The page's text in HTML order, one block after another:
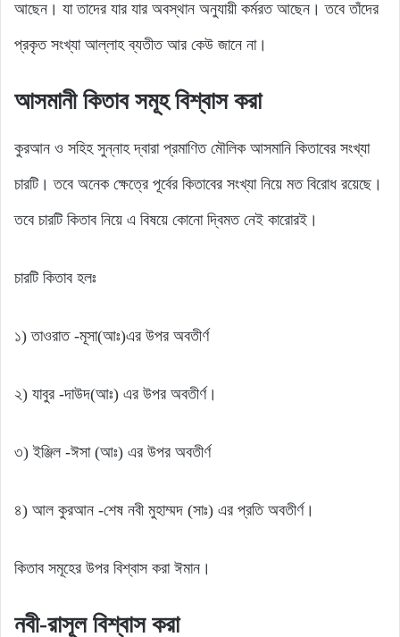
আছেন। যা তাদের যার যার অবস্থান অনুযায়ী কর্মরত আছেন। তবে তাঁদের
প্রকৃত সংখ্যা আল্লাহ ব্যতীত আর কেউ জানে না।
আসমানী কিতাব সমূহ বিশ্বাস করা
কুরআন ও সহিহ সুন্নাহ দ্বারা প্রমাণিত মৌলিক আসমানি কিতাবের সংখ্যা
চারটি। তবে অনেক ক্ষেত্রে পূর্বের কিতাবের সংখ্যা নিয়ে মত বিরোধ রয়েছে।
তবে চারটি কিতাব নিয়ে এ বিষয়ে কোনো দ্বিমত নেই কারোরই।
চারটি কিতাব হলঃ
১) তাওরাত -মূসা(আঃ)এর উপর অবতীর্ণ
২) যাবুর -দাউদ(আঃ) এর উপর অবতীর্ণ।
৩) ইঞ্জিল -ঈসা (আঃ) এর উপর অবতীর্ণ
৪) আল কুরআন -শেষ নবী মুহাম্মদ (সাঃ) এর প্রতি অবতীর্ণ।
কিতাব সমূহের উপর বিশ্বাস করা ঈমান।
নবী-রাসূল বিশ্বাস করা